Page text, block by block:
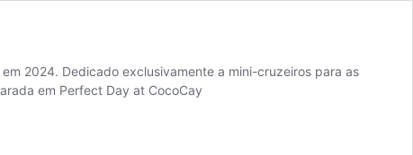
2024. Dedicado exclusivamente a mini-cruzeiros para as
em Perfect Day at CocoCay